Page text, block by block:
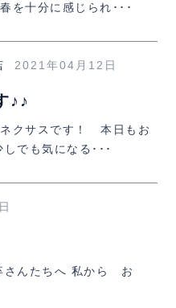
を十分に感じられ･･･
2021年04月12日
♪♪
クサスです！ 本日もお
でも気になる･･･
んたちへ 私から お